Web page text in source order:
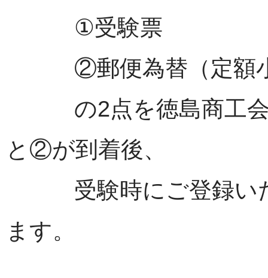
①受験票
②郵便為替（定額小
の2点を徳島商工会
と②が到着後、
受験時にご登録いた
ます。